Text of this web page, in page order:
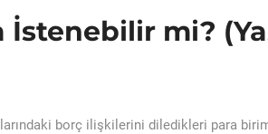
İstenebilir mi?
borç ilişkilerini diledikleri para